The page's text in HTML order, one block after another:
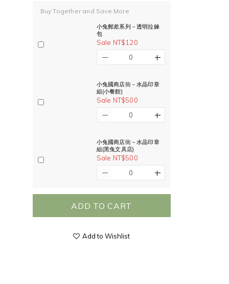
Buy Together and Save More
小兔郵差系列－透明拉鍊
包
Sale NT$120
小兔國商店街－水晶印章
組(小餐館)
Sale NT$500
小兔國商店街－水晶印章
組(黑兔文具店)
Sale NT$500
ADD TO CART
Add to Wishlist